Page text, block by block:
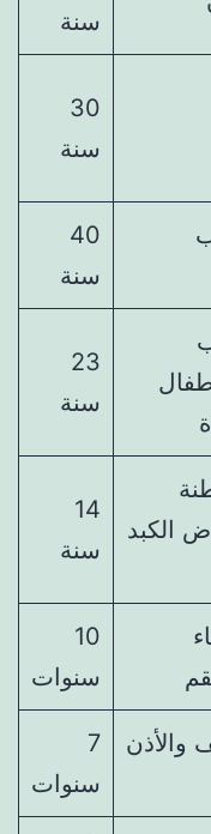
سنة
30
سنة
40
سنة
23
سنة
الكبد
14
سنة
10
سنوات
والأذن
7
سنوات